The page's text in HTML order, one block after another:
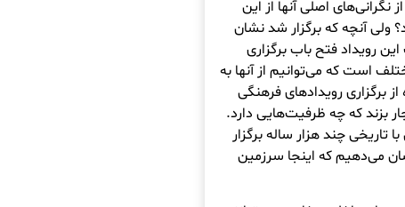
اصلی آنها از این
ولی آنچه که برگزار شد نشان
رویداد فتح باب برگزاری
است که می‌توانیم از آنها به
برگزاری رویدادهای فرهنگی
بزند که چه ظرفیت‌هایی دارد.
تاریخی چند هزار ساله برگزار
می‌دهیم که اینجا سرزمین